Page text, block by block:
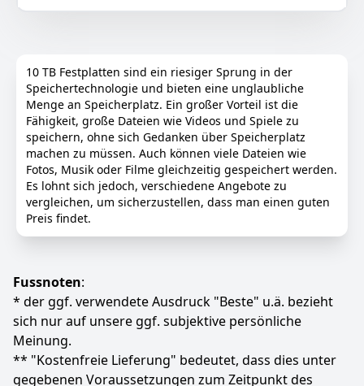
für kleine Unternehmen und mehr.
Echtzeitleistung und einer 3-jährigen Garantie
gewährleistet diese Festplatte für NAS-Systeme in
Heim- und Geschäftsanwendungen eine nahtlose
Leistung mit einer Arbeitslast von bis zu 180 TB pro
Jahr.
INTEGRIERTE RV-SENSOREN – Entwickelt, um
Vibrationen zu minimieren, verfügt diese 7200-U/min-
Festplatte mit Schockerkennung über integrierte RV-
Sensoren, die Rotationsvibrationen in Multi-Bay-NAS-
Systemen reduzieren und so ein reibungsloseres
bietet die Festplatte zuverlässige Leistung und
schnelle Lesegeschwindigkeit für Multi-User-
Arbeitslasten mit hoher Zugriffshäufigkeit.
HOCHWERTIGES DESIGN – Entwickelt für maximale
Haltbarkeit und Hitzeschutz, wurde die N300-
Festplatte fachmännisch gefertigt, um lange
Nutzungszeiten ohne Beeinträchtigung der
10 TB Festplatten sind ein riesiger Sprung in der
Speichertechnologie und bieten eine unglaubliche
Menge an Speicherplatz. Ein großer Vorteil ist die
Fähigkeit, große Dateien wie Videos und Spiele zu
speichern, ohne sich Gedanken über Speicherplatz
machen zu müssen. Auch können viele Dateien wie
Fotos, Musik oder Filme gleichzeitig gespeichert werden.
Es lohnt sich jedoch, verschiedene Angebote zu
vergleichen, um sicherzustellen, dass man einen guten
Preis findet.
Fussnoten:
* der ggf. verwendete Ausdruck "Beste" u.ä. bezieht
sich nur auf unsere ggf. subjektive persönliche
Meinung.
** "Kostenfreie Lieferung" bedeutet, dass dies unter
gegebenen Voraussetzungen zum Zeitpunkt des